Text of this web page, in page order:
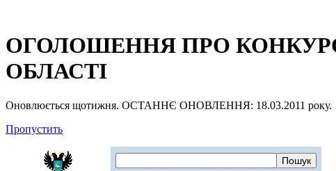
ОГОЛОШЕННЯ ПРО
ОБЛАСТІ
Оновлюється щотижня. ОСТАННЄ ОНОВЛЕННЯ: 18.03.2011 року.
Пропустить